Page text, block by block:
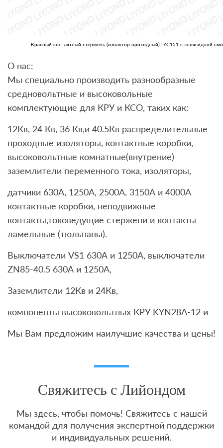
Красный контактный стержень (изолятор проходный) LYC151 с эпоксидной
О нас:
Мы специально производить разнообразные
средновольтные и высоковольные
комплектующие для КРУ и КСО, таких как:
12Кв, 24 Кв, 36 Кв,и 40.5Кв распределительные
проходные изоляторы, контактные коробки,
высоковольтные комнатные(внутрение)
заземлители переменного тока, изоляторы,
датчики 630А, 1250A, 2500А, 3150А и 4000А
контактные коробки, неподвижные
контакты,токоведущие стержени и контакты
ламельные (тюльпаны).
Выключатели VS1 630А и 1250А, выключатели
ZN85-40.5 630А и 1250А,
Заземлители 12Кв и 24Кв,
компоненты высоковольтных КРУ KYN28A-12 и
Мы Вам предложим наилучшие качества и цены!
Свяжитесь с Лийондом
Мы здесь, чтобы помочь! Свяжитесь с нашей
командой для получения экспертной поддержки
и индивидуальных решений.